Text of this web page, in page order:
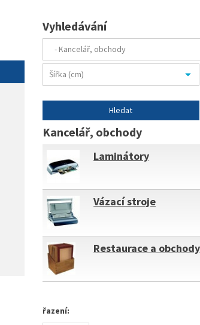
Vyhledávání
Kancelář, obchody
Laminátory
Vázací stroje
Restaurace a obchody
řazení: